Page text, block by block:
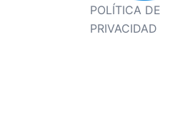
POLÍTICA DE
PRIVACIDAD